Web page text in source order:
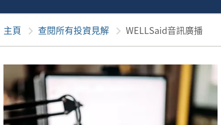
主頁 chevron_right 查閱所有投資見解 chevron_right WELLSaid音訊廣播